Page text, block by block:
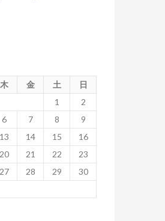
木 金 土
日
1
2
6 7 8
9
13 14 15
16
20 21 22
23
27 28 29
30